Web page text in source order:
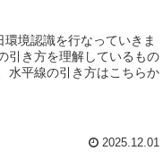
境認識を行なっていきま
引き方を理解しているもの
水平線の引き方はこちらか
2025.12.01